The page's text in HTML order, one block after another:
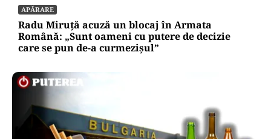
APĂRARE
Radu Miruță acuză un blocaj în Armata
Română: „Sunt oameni cu putere de decizie
care se pun de-a curmezișul”